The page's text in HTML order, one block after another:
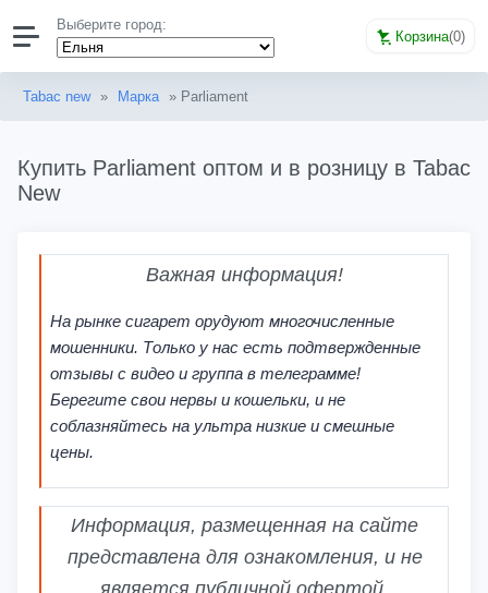
Выберите город:
Корзина(0)
Tabac new » Марка » Parliament
Купить Parliament оптом и в розницу в Tabac
New
Важная информация!
На рынке сигарет орудуют многочисленные
мошенники. Только у нас есть подтвержденные
отзывы с видео и группа в телеграмме!
Берегите свои нервы и кошельки, и не
соблазняйтесь на ультра низкие и смешные
цены.
Информация, размещенная на сайте
представлена для ознакомления, и не